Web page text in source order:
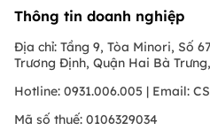
Thông tin doanh nghiệp
Địa chỉ: Tầng 9, Tòa Minori, Số
Trương Định, Quận Hai Bà
Hotline: 0931.006.005 | Email:
Mã số thuế: 0106329034